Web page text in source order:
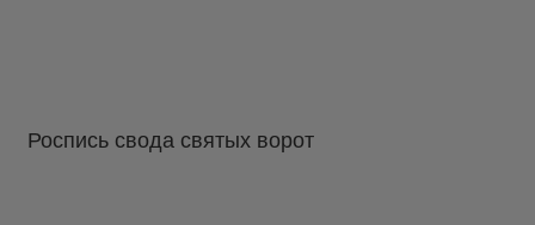
Роспись свода святых ворот